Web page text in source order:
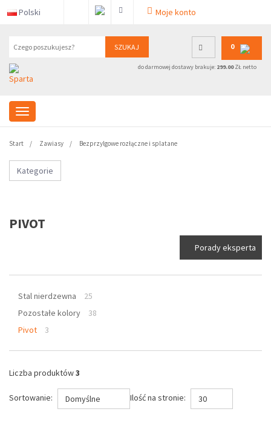
Polski Moje konto
SZUKAJ 0
do darmowej dostawy brakuje: 299.00ZŁ netto
Start Zawiasy Bezprzylgowe rozłączne i splatane
Kategorie
PIVOT
Porady eksperta
Stal nierdzewna
25
Pozostałe kolory
38
Pivot
3
Liczba produktów3
Sortowanie: Domyślne Ilość na stronie: 30